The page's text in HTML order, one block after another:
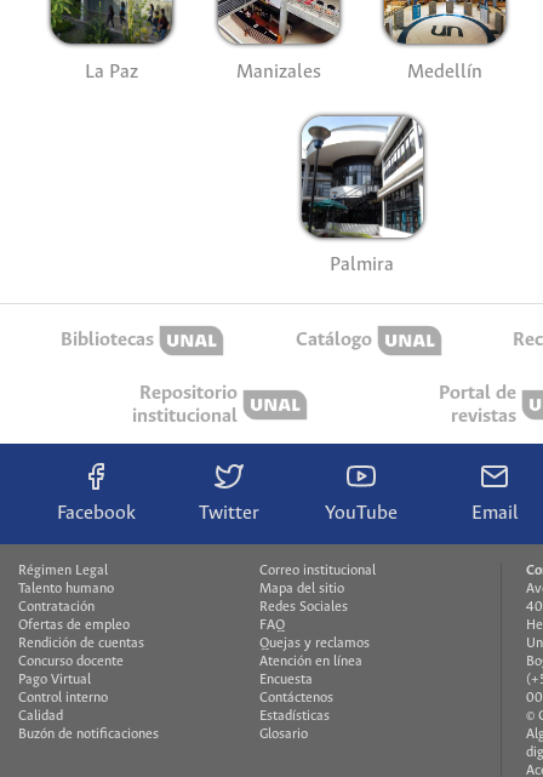
La Paz Manizales Medellín
Palmira
Bibliotecas Catálogo
Repositorio
institucional
Portal de
revistas
Facebook Twitter YouTube Email
Régimen Legal
Talento humano
Contratación
Ofertas de empleo
Rendición de cuentas
Concurso docente
Pago Virtual
Control interno
Calidad
Buzón de notificaciones
Correo institucional
Mapa del sitio
Redes Sociales
FAQ
Quejas y reclamos
Atención en línea
Encuesta
Contáctenos
Estadísticas
Glosario
©